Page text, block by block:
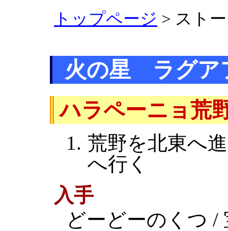
トップページ > スト
火の星 ラグア
ハラペーニョ荒
荒野を北東へ
へ行く
入手
どーどーのくつ /